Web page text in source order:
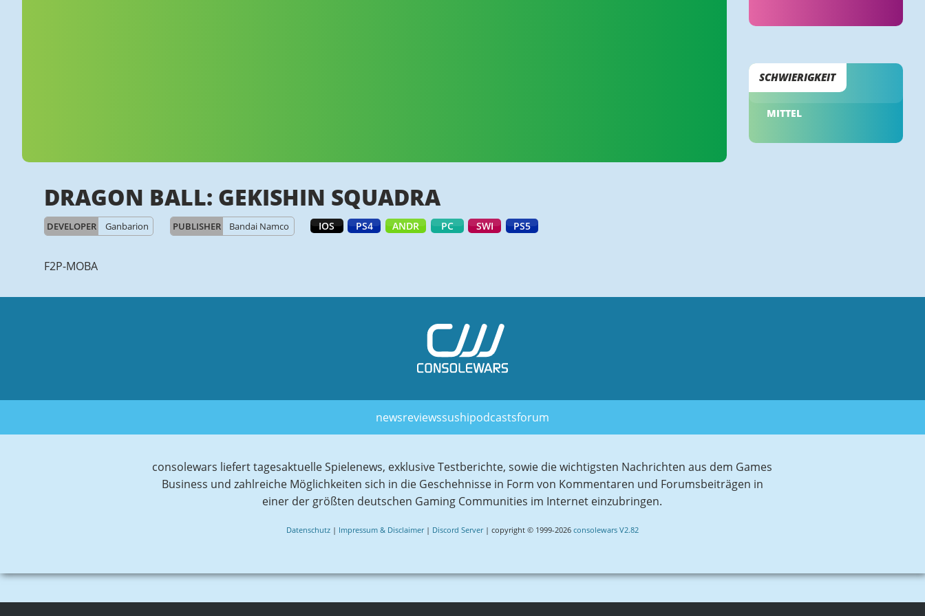
SCHWIERIGKEIT
MITTEL
DRAGON BALL: GEKISHIN SQUADRA
DEVELOPER Ganbarion PUBLISHER Bandai Namco IOS PS4 ANDR PC SWI PS5
F2P-MOBA
newsreviewssushipodcastsforum
consolewars liefert tagesaktuelle Spielenews, exklusive Testberichte, sowie die wichtigsten Nachrichten aus dem Games
Business und zahlreiche Möglichkeiten sich in die Geschehnisse in Form von Kommentaren und Forumsbeiträgen in
einer der größten deutschen Gaming Communities im Internet einzubringen.
Datenschutz| Impressum & Disclaimer| Discord Server| copyright © 1999-2026 consolewars V2.82